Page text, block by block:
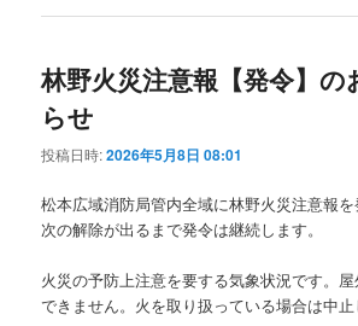
林野火災注意報【発令】の
らせ
投稿日時:2026年5月8日 08:01
松本広域消防局管内全域に林野火災注意報を
次の解除が出るまで発令は継続します。
火災の予防上注意を要する気象状況です。
できません。火を取り扱っている場合は中止